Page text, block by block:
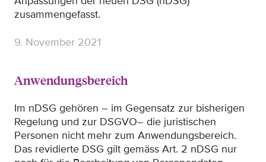
zusammengefasst.
9. November 2021
Anwendungsbereich
Im nDSG gehören – im Gegensatz zur bisherigen
Regelung und zur DSGVO– die juristischen
Personen nicht mehr zum Anwendungsbereich.
Das revidierte DSG gilt gemäss Art. 2 nDSG nur